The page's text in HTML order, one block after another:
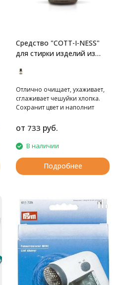
Средство "COTT-I-NESS"
для стирки изделий из
Отлично очищает, ухаживает,
сглаживает чешуйки хлопка.
Сохранит цвет и наполнит
и жасмина.
от 733 руб.
В наличии
Подробнее